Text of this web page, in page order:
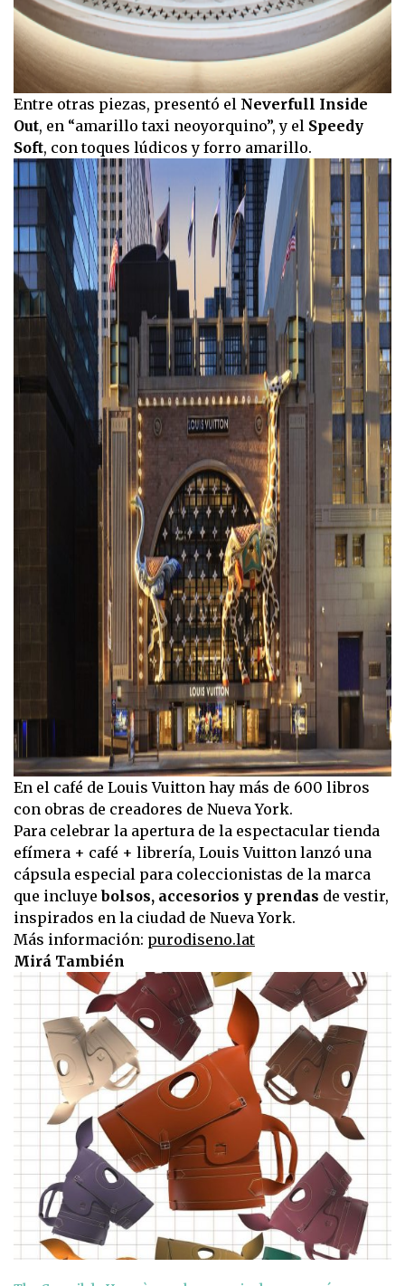
Entre otras piezas, presentó el Neverfull Inside
Out, en “amarillo taxi neoyorquino”, y el Speedy
Soft, con toques lúdicos y forro amarillo.
En el café de Louis Vuitton hay más de 600 libros
con obras de creadores de Nueva York.
Para celebrar la apertura de la espectacular tienda
efímera + café + librería, Louis Vuitton lanzó una
cápsula especial para coleccionistas de la marca
que incluye bolsos, accesorios y prendas de vestir,
inspirados en la ciudad de Nueva York.
Más información: purodiseno.lat
Mirá También